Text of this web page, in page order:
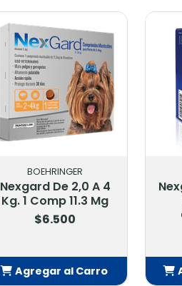
BOEHRINGER
Nexgard De 2,0 A 4
Kg. 1 Comp 11.3 Mg
$6.500
Agregar al Carro